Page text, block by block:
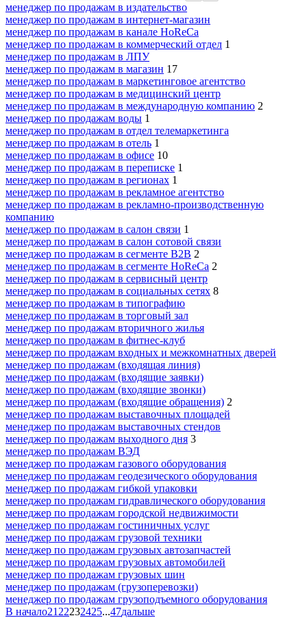
менеджер по продажам в издательство
менеджер по продажам в интернет-магазин
менеджер по продажам в канале HoReCa
менеджер по продажам в коммерческий отдел 1
менеджер по продажам в ЛПУ
менеджер по продажам в магазин 17
менеджер по продажам в маркетинговое агентство
менеджер по продажам в медицинский центр
менеджер по продажам в международную компанию 2
менеджер по продажам воды 1
менеджер по продажам в отдел телемаркетинга
менеджер по продажам в отель 1
менеджер по продажам в офисе 10
менеджер по продажам в переписке 1
менеджер по продажам в регионах 1
менеджер по продажам в рекламное агентство
менеджер по продажам в рекламно-производственную
компанию
менеджер по продажам в салон связи 1
менеджер по продажам в салон сотовой связи
менеджер по продажам в сегменте B2B 2
менеджер по продажам в сегменте HoReCa 2
менеджер по продажам в сервисный центр
менеджер по продажам в социальных сетях 8
менеджер по продажам в типографию
менеджер по продажам в торговый зал
менеджер по продажам вторичного жилья
менеджер по продажам в фитнес-клуб
менеджер по продажам входных и межкомнатных дверей
менеджер по продажам (входящая линия)
менеджер по продажам (входящие заявки)
менеджер по продажам (входящие звонки)
менеджер по продажам (входящие обращения) 2
менеджер по продажам выставочных площадей
менеджер по продажам выставочных стендов
менеджер по продажам выходного дня 3
менеджер по продажам ВЭД
менеджер по продажам газового оборудования
менеджер по продажам геодезического оборудования
менеджер по продажам гибкой упаковки
менеджер по продажам гидравлического оборудования
менеджер по продажам городской недвижимости
менеджер по продажам гостиничных услуг
менеджер по продажам грузовой техники
менеджер по продажам грузовых автозапчастей
менеджер по продажам грузовых автомобилей
менеджер по продажам грузовых шин
менеджер по продажам (грузоперевозки)
менеджер по продажам грузоподъемного оборудования
В начало21 22232425...47дальше